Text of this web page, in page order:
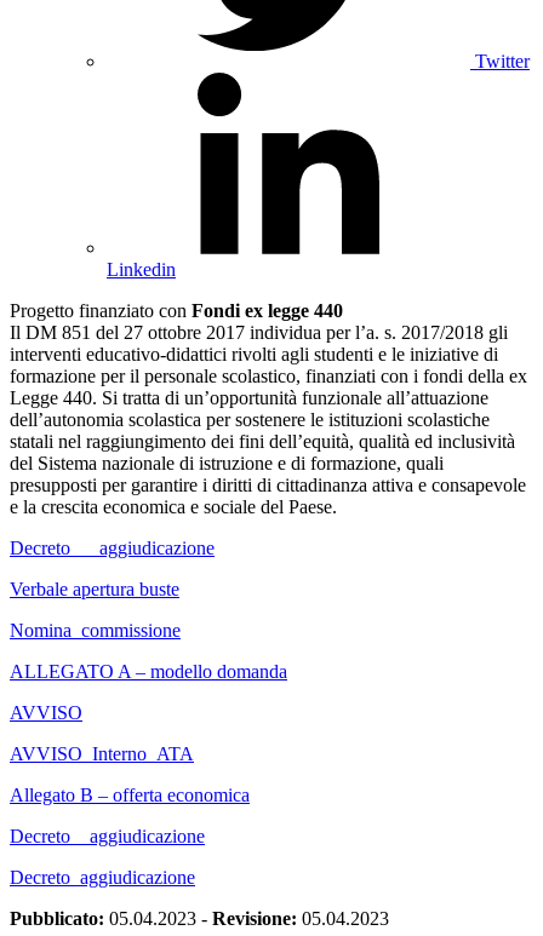
Twitter
Linkedin
Progetto finanziato con Fondi ex legge 440
Il DM 851 del 27 ottobre 2017 individua per l’a. s. 2017/2018 gli
interventi educativo-didattici rivolti agli studenti e le iniziative di
formazione per il personale scolastico, finanziati con i fondi della ex
Legge 440. Si tratta di un’opportunità funzionale all’attuazione
dell’autonomia scolastica per sostenere le istituzioni scolastiche
statali nel raggiungimento dei fini dell’equità, qualità ed inclusività
del Sistema nazionale di istruzione e di formazione, quali
presupposti per garantire i diritti di cittadinanza attiva e consapevole
e la crescita economica e sociale del Paese.
Decreto___aggiudicazione
Verbale apertura buste
Nomina_commissione
ALLEGATO A – modello domanda
AVVISO
AVVISO_Interno_ATA
Allegato B – offerta economica
Decreto__aggiudicazione
Decreto_aggiudicazione
Pubblicato: 05.04.2023 - Revisione: 05.04.2023